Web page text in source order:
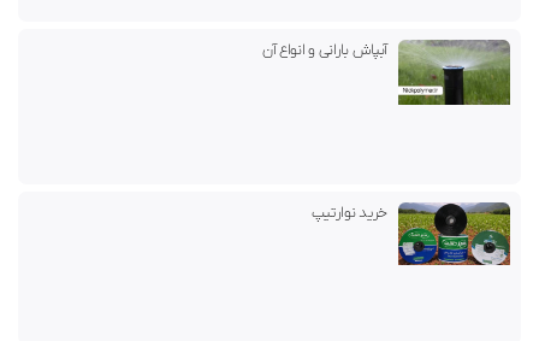
آبپاش بارانی و انواع آن
خرید نوارتیپ